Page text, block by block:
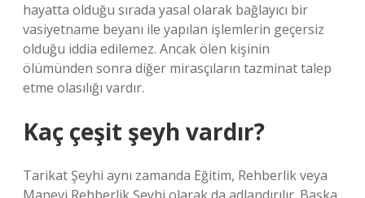
hayatta olduğu sırada yasal olarak bağlayıcı bir
vasiyetname beyanı ile yapılan işlemlerin geçersiz
olduğu iddia edilemez. Ancak ölen kişinin
ölümünden sonra diğer mirasçıların tazminat talep
etme olasılığı vardır.
Kaç çeşit şeyh vardır?
Tarikat Şeyhi aynı zamanda Eğitim, Rehberlik veya